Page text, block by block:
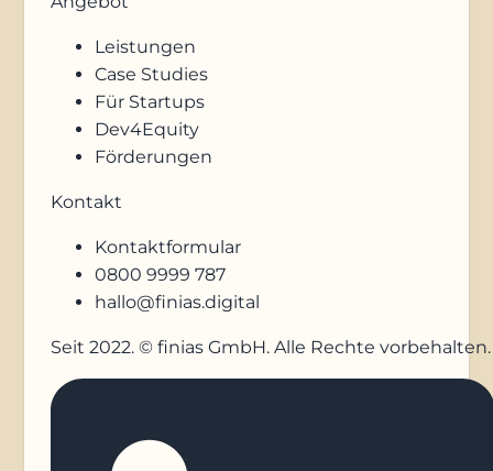
Leistungen
Case Studies
Für Startups
Dev4Equity
Förderungen
Kontakt
Kontaktformular
0800 9999 787
hallo@finias.digital
Seit 2022. © finias GmbH. Alle Rechte vorbehalten.